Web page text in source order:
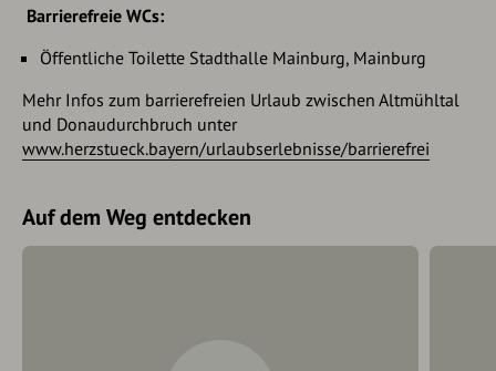
Barrierefreie WCs:
Öffentliche Toilette Stadthalle Mainburg, Mainburg
Mehr Infos zum barrierefreien Urlaub zwischen Altmühltal
und Donaudurchbruch unter
www.herzstueck.bayern/urlaubserlebnisse/barrierefrei
Auf dem Weg entdecken